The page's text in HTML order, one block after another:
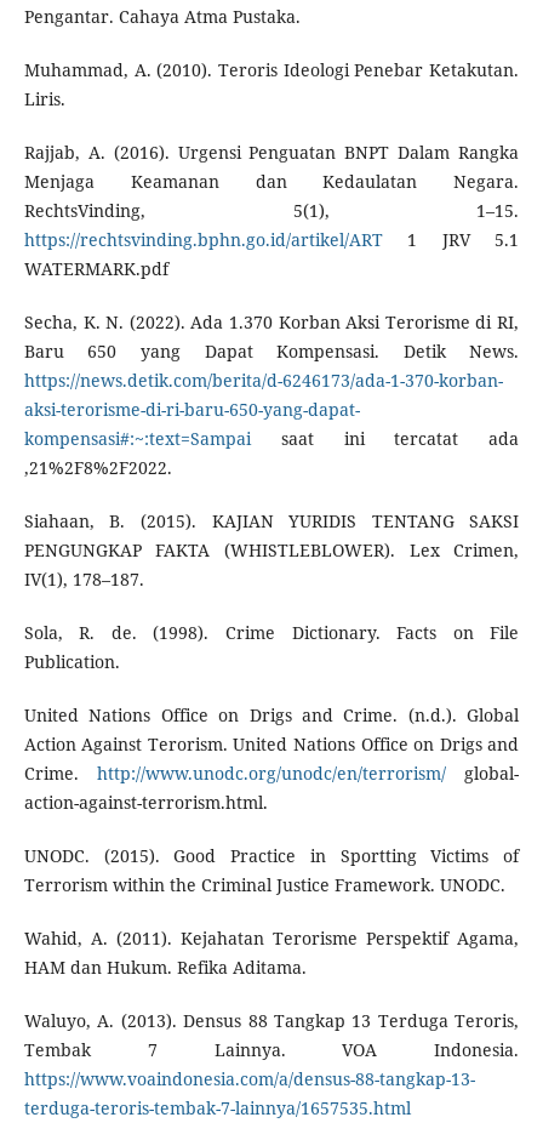
Pengantar. Cahaya Atma Pustaka.
Muhammad, A. (2010). Teroris Ideologi Penebar Ketakutan.
Liris.
Rajjab, A. (2016). Urgensi Penguatan BNPT Dalam Rangka
Menjaga Keamanan dan Kedaulatan Negara.
RechtsVinding, 5(1), 1–15.
https://rechtsvinding.bphn.go.id/artikel/ART1 JRV 5.1
WATERMARK.pdf
Secha, K. N. (2022). Ada 1.370 Korban Aksi Terorisme di RI,
Baru 650 yang Dapat Kompensasi. Detik News.
https://news.detik.com/berita/d-6246173/ada-1-370-korban-
aksi-terorisme-di-ri-baru-650-yang-dapat-
kompensasi#:~:text=Sampai saat ini tercatat ada
,21%2F8%2F2022.
Siahaan, B. (2015). KAJIAN YURIDIS TENTANG SAKSI
PENGUNGKAP FAKTA (WHISTLEBLOWER). Lex Crimen,
IV(1), 178–187.
Sola, R. de. (1998). Crime Dictionary. Facts on File
Publication.
United Nations Office on Drigs and Crime. (n.d.). Global
Action Against Terorism. United Nations Office on Drigs and
Crime. http://www.unodc.org/unodc/en/terrorism/ global-
action-against-terrorism.html.
UNODC. (2015). Good Practice in Sportting Victims of
Terrorism within the Criminal Justice Framework. UNODC.
Wahid, A. (2011). Kejahatan Terorisme Perspektif Agama,
HAM dan Hukum. Refika Aditama.
Waluyo, A. (2013). Densus 88 Tangkap 13 Terduga Teroris,
Tembak 7 Lainnya. VOA Indonesia.
https://www.voaindonesia.com/a/densus-88-tangkap-13-
terduga-teroris-tembak-7-lainnya/1657535.html